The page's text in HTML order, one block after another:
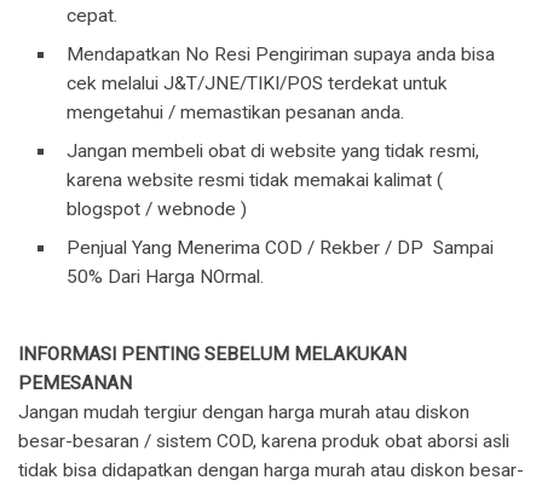
cepat.
Mendapatkan No Resi Pengiriman supaya anda bisa
cek melalui J&T/JNE/TIKI/POS terdekat untuk
mengetahui / memastikan pesanan anda.
Jangan membeli obat di website yang tidak resmi,
karena website resmi tidak memakai kalimat (
blogspot / webnode )
Penjual Yang Menerima COD / Rekber / DP Sampai
50% Dari Harga NOrmal.
INFORMASI PENTING SEBELUM MELAKUKAN
PEMESANAN
Jangan mudah tergiur dengan harga murah atau diskon
besar-besaran / sistem COD, karena produk obat aborsi asli
tidak bisa didapatkan dengan harga murah atau diskon besar-